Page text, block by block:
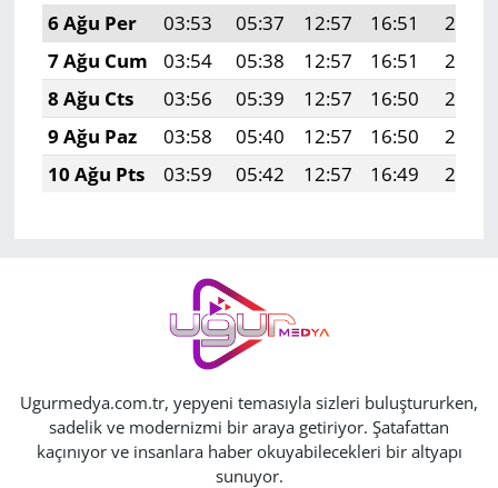
6 Ağu Per
03:53 05:37 12:57 16:51
20:07
7 Ağu Cum
03:54 05:38 12:57 16:51
20:06
8 Ağu Cts
03:56 05:39 12:57 16:50
20:04
9 Ağu Paz
03:58 05:40 12:57 16:50
20:03
10 Ağu Pts
03:59 05:42 12:57 16:49 20:02
Ugurmedya.com.tr, yepyeni temasıyla sizleri buluştururken,
sadelik ve modernizmi bir araya getiriyor. Şatafattan
kaçınıyor ve insanlara haber okuyabilecekleri bir altyapı
sunuyor.